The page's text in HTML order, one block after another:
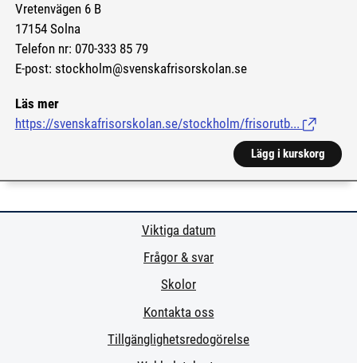
Vretenvägen 6 B
17154 Solna
Telefon nr: 070-333 85 79
E-post: stockholm@svenskafrisorskolan.se
Läs mer
https://svenskafrisorskolan.se/stockholm/frisorutb... (Länk till
Lägg i kurskorg
Viktiga datum
Frågor & svar
Skolor
Kontakta oss
Tillgänglighetsredogörelse